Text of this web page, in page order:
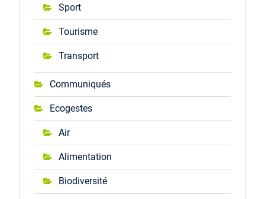
Sport
Tourisme
Transport
Communiqués
Ecogestes
Air
Alimentation
Biodiversité